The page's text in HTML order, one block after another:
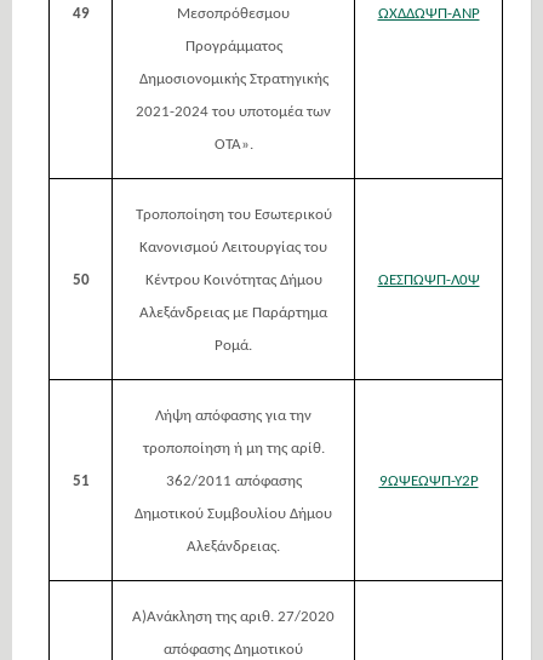
49 Μεσοπρόθεσμου
Προγράμματος
Δημοσιονομικής Στρατηγικής
2021-2024 του υποτομέα των
ΟΤΑ».
ΩΧΔΔΩΨΠ-ΑΝΡ
50
Τροποποίηση του Εσωτερικού
Κανονισμού Λειτουργίας του
Κέντρου Κοινότητας Δήμου
Αλεξάνδρειας με Παράρτημα
Ρομά.
ΩΕΣΠΩΨΠ-Λ0Ψ
51
Λήψη απόφασης για την
τροποποίηση ή μη της αρίθ.
362/2011 απόφασης
Δημοτικού Συμβουλίου Δήμου
Αλεξάνδρειας.
9ΩΨΕΩΨΠ-Υ2Ρ
Α)Ανάκληση της αριθ. 27/2020
απόφασης Δημοτικού